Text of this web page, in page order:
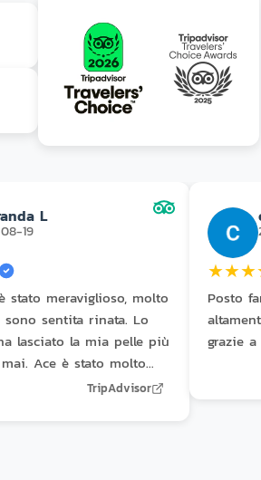
L
19
stato meraviglioso, molto
sono sentita rinata. Lo
lasciato la mia pelle più
Ace è stato molto
ha reso l'esperienza
TripAdvisor
★★★
Posto
grazie